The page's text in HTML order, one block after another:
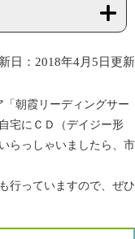
日：2018年4月5日更新
朝霞リーディングサー
宅にＣＤ（デイジー形
らっしゃいましたら、市
行っていますので、ぜひ